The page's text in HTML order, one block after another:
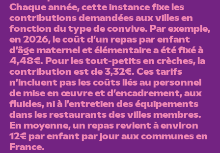
Chaque année, cette instance fixe les
contributions demandées aux villes en
fonction du type de convive. Par exemple,
en 2026, le coût d’un repas par enfant
d’âge maternel et élémentaire a été fixé à
4,48€. Pour les tout-petits en crèches, la
contribution est de 3,32€. Ces tarifs
n’incluent pas les coûts liés au personnel
de mise en œuvre et d’encadrement, aux
fluides, ni à l’entretien des équipements
dans les restaurants des villes membres.
En moyenne, un repas revient à environ
12€ par enfant par jour aux communes en
France.